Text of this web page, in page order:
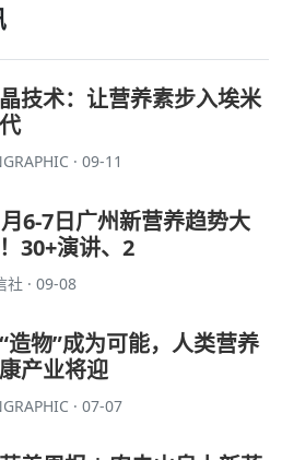
技术：让营养素步入埃米
· 09-11
6-7日广州新营养趋势大
30+演讲、2
社 · 09-08
造物”成为可能，人类营养
产业将迎
· 07-07